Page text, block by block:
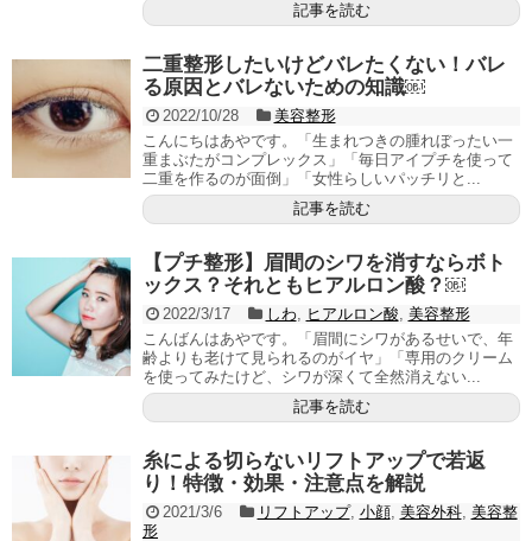
記事を読む
二重整形したいけどバレたくない！バレ
る原因とバレないための知識￼
2022/10/28
美容整形
こんにちはあやです。「生まれつきの腫れぼったい一
重まぶたがコンプレックス」「毎日アイプチを使って
二重を作るのが面倒」「女性らしいパッチリと...
記事を読む
【プチ整形】眉間のシワを消すならボト
ックス？それともヒアルロン酸？￼
2022/3/17 しわ, ヒアルロン酸, 美容整形
こんばんはあやです。「眉間にシワがあるせいで、年
齢よりも老けて見られるのがイヤ」「専用のクリーム
を使ってみたけど、シワが深くて全然消えない...
記事を読む
糸による切らないリフトアップで若返
り！特徴・効果・注意点を解説
2021/3/6 リフトアップ, 小顔, 美容外科, 美容整
形